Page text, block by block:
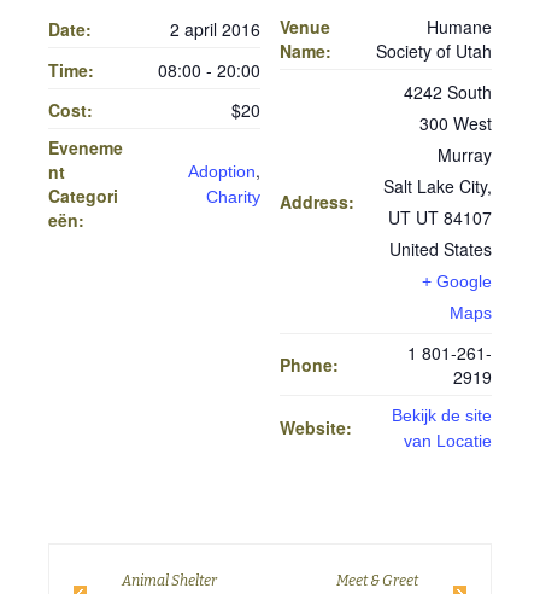
Date:
2 april 2016
Time:
08:00 - 20:00
Cost:
$20
Eveneme
nt
Categori
eën:
Adoption,
Charity
Venue
Name:
Humane
Society of Utah
Address:
4242 South
300 West
Murray
Salt Lake City,
UT UT 84107
United States
+ Google
Maps
Phone:
1 801-261-
2919
Website:
Bekijk de site
van Locatie
Animal Shelter
Meet & Greet